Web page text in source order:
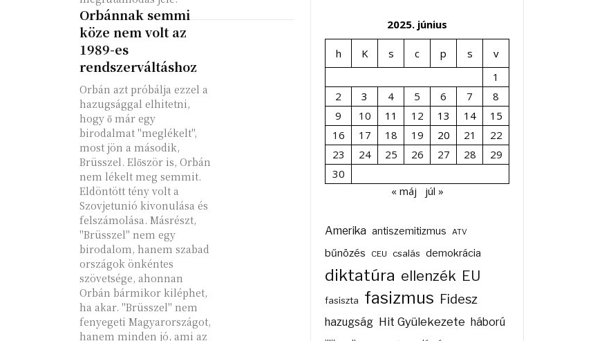
Orbánnak semmi
köze nem volt az
1989-es
rendszerváltáshoz
Orbán azt próbálja ezzel a
hazugsággal elhitetni,
hogy ő már egy
birodalmat "meglékelt",
most jön a második,
Brüsszel. Először is, Orbán
nem lékelt meg semmit.
Eldöntött tény volt a
Szovjetunió kivonulása és
felszámolása. Másrészt,
"Brüsszel" nem egy
birodalom, hanem szabad
országok önkéntes
szövetsége, ahonnan
Orbán bármikor kiléphet,
ha akar. "Brüsszel" nem
fenyegeti Magyarországot,
hanem minden jó, ami az
2025. június
h K s c p s
v
1
2
3 4 5 6 7
8
9
10 11 12 13 14
15
16
17 18 19 20 21
22
23
24 25 26 27 28
29
30
« máj
júl »
Amerika antiszemitizmus ATV
bűnözés CEU csalás demokrácia
diktatúra ellenzék EU
fasiszta fasizmus Fidesz
hazugság Hit Gyülekezete háború